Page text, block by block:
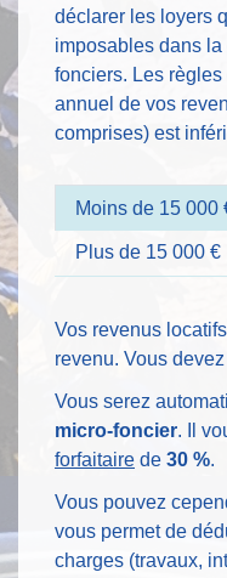
déclarer les loyers
imposables dans
fonciers. Les
annuel de vos
comprises) est
Moins de 15 000
Plus de 15 000 €
Vos revenus
revenu. Vous
Vous serez
micro-foncier. Il
forfaitaire de 30 %.
Vous pouvez
vous permet de
charges (travaux,